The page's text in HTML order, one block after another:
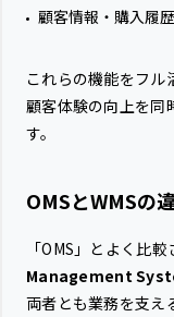
顧客情報・購入履
これらの機能をフル
顧客体験の向上を同
す。
OMSとWMSの
「OMS」とよく比
Management
両者とも業務を支え